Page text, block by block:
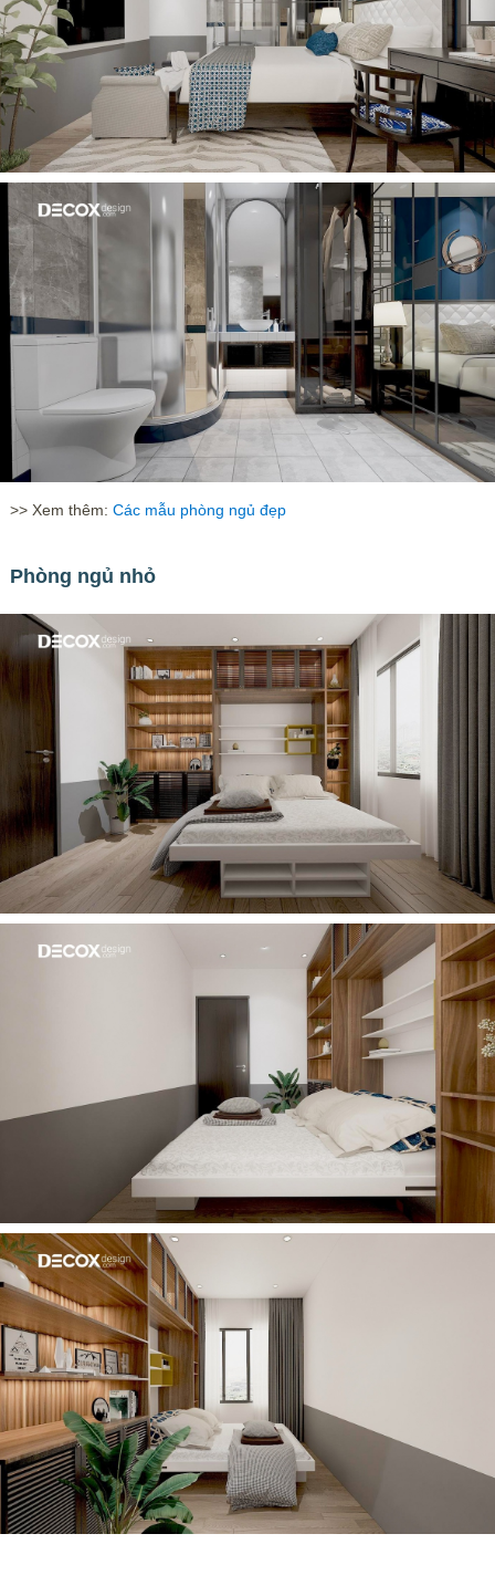
>> Xem thêm: Các mẫu phòng ngủ đẹp
Phòng ngủ nhỏ